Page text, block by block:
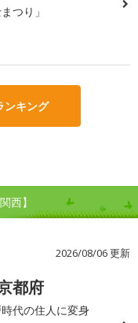
つり」
ンキング
西】
2026/08/06 更新
都府
代の住人に変身